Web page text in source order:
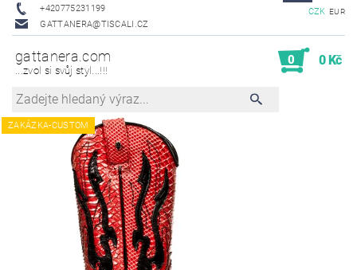
+420775231199
GATTANERA@TISCALI.CZ
CZK EUR
gattanera.com
...zvol si svůj styl...!!!
0 0 Kč
ZAKÁZKA-CUSTOM